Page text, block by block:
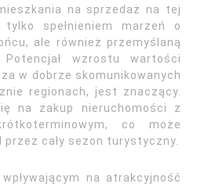
na sprzedaż na tej
spełnieniem marzeń o
ale również przemyślaną
wzrostu wartości
w dobrze skomunikowanych
regionach, jest znaczący.
na zakup nieruchomości z
co może
przez cały sezon turystyczny.
na atrakcyjność